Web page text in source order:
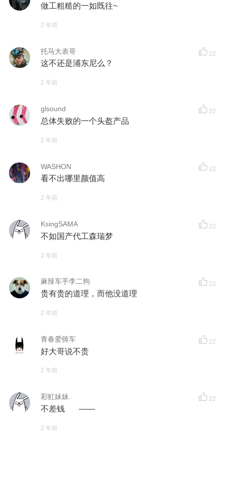
做工粗糙的一如既往~
2 年前
托马大表哥 22
这不还是浦东尼么？
2 年前
glsound 22
总体失败的一个头盔产品
2 年前
WASHON 22
看不出哪里颜值高
2 年前
KsingSAMA 22
不如国产代工森瑞梦
2 年前
麻辣车手李二狗 22
贵有贵的道理，而他没道理
2 年前
青春爱骑车 22
好大哥说不贵
2 年前
彩虹妹妹. 22
不差钱 ——
2 年前